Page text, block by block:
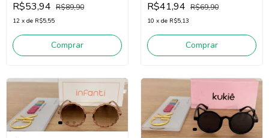
R$53,94 R$89,90
12 x de R$5,55
Comprar
R$41,94 R$69,90
10 x de R$5,13
Comprar